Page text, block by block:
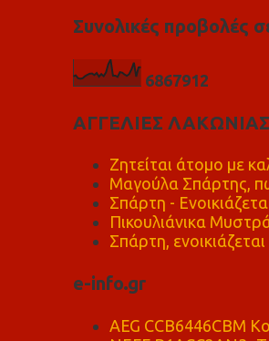
Συνολικές προβολές
6867912
ΑΓΓΕΛΙΕΣ ΛΑΚΩΝΙΑΣ
Ζητείται άτομο με
Μαγούλα Σπάρτης,
Σπάρτη -
Πικουλιάνικα
Σπάρτη,
e-info.gr
AEG CCB6446CBM